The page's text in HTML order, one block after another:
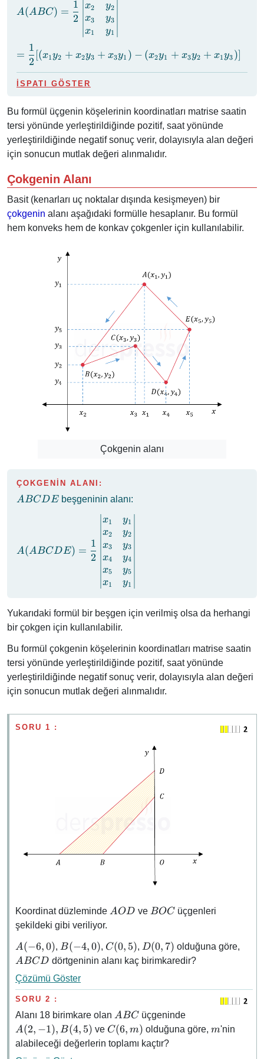
C(x_3,
y_3)
\dfrac{1}{2}
\left|\begin{matrix}
x_1 & y_1 \\ x_2 &
y_2 \\ x_3 & y_3 \\
x_1 & y_1
\end{matrix}
\right|
A(ABC) =
2
1 x2
x3
x1
y2
y3
y1
\dfrac{1}
{2}
[(x_1y_2
+
x_3y_1) -
(x_2y_1
+ x_3y_2
x_1y_3)]
=
2
1
[(x1y2 + x2y3 + x3y1 ) − (x2y1 + x3y2 + x1y3 )]
İSPATI GÖSTER
Bu formül üçgenin köşelerinin koordinatları matrise saatin
tersi yönünde yerleştirildiğinde pozitif, saat yönünde
yerleştirildiğinde negatif sonuç verir, dolayısıyla alan değeri
için sonucun mutlak değeri alınmalıdır.
Çokgenin Alanı
Basit (kenarları uç noktalar dışında kesişmeyen) bir
çokgenin alanı aşağıdaki formülle hesaplanır. Bu formül
hem konveks hem de konkav çokgenler için kullanılabilir.
Çokgenin alanı
ÇOKGENİN ALANI:
ABCDE
ABCDEbeşgeninin alanı:
\left|\begin{matrix}
x_1 & y_1 \\ x_2 &
y_2 \\ x_3 & y_3 \\
x_4 & y_4 \\ x_5 &
\end{matrix}
\right|
A(ABCDE) =
2
1
x1
x2
x3
x4
x5
x1
y1
y2
y3
y4
y5
y1
Yukarıdaki formül bir beşgen için verilmiş olsa da herhangi
bir çokgen için kullanılabilir.
Bu formül çokgenin köşelerinin koordinatları matrise saatin
tersi yönünde yerleştirildiğinde pozitif, saat yönünde
yerleştirildiğinde negatif sonuç verir, dolayısıyla alan değeri
için sonucun mutlak değeri alınmalıdır.
SORU 1 :
Koordinat düzleminde AOD
AOD ve BOC
BOC üçgenleri
şekildeki gibi veriliyor.
A(-6,
0)
A(−6,0), B(-4,
0)
B(−4,0), C(0,
5)
C(0, 5), D(0,
7)
D(0, 7) olduğuna göre,
ABCD dörtgeninin alanı kaç birimkaredir?
Çözümü Göster
SORU 2 :
Alanı 18 birimkare olan ABC
ABC üçgeninde
-1),
A(2, −1), B(4, 5) ve C(6,
m)
C(6, m) olduğuna göre, m
m'nin
alabileceği değerlerin toplamı kaçtır?